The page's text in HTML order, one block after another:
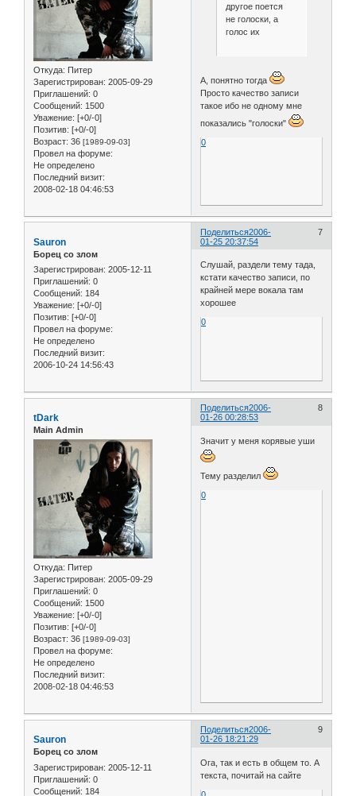
Откуда: Питер
Зарегистрирован: 2005-09-29
Приглашений: 0
Сообщений: 1500
Уважение: [+0/-0]
Позитив: [+0/-0]
Возраст: 36 [1989-09-03]
Провел на форуме:
Не определено
Последний визит:
2008-02-18 04:46:53
другое поется
не голоски, а
голос их
А, понятно тогда
Просто качество записи
такое ибо не одному мне
показались "голоски"
0
Поделиться 7
2006-
01-25 20:37:54
Sauron
Борец со злом
Зарегистрирован: 2005-12-11
Приглашений: 0
Сообщений: 184
Уважение: [+0/-0]
Позитив: [+0/-0]
Провел на форуме:
Не определено
Последний визит:
2006-10-24 14:56:43
Слушай, раздели тему тада,
кстати качество записи, по
крайней мере вокала там
хорошее
0
Поделиться 8
2006-
01-26 00:28:53
tDark
Main Admin
Откуда: Питер
Зарегистрирован: 2005-09-29
Приглашений: 0
Сообщений: 1500
Уважение: [+0/-0]
Позитив: [+0/-0]
Возраст: 36 [1989-09-03]
Провел на форуме:
Не определено
Последний визит:
2008-02-18 04:46:53
Значит у меня корявые уши
Тему разделил
0
Поделиться 9
2006-
01-26 18:21:29
Sauron
Борец со злом
Зарегистрирован: 2005-12-11
Приглашений: 0
Сообщений: 184
Ога, так и есть в общем то. А
текста, почитай на сайте